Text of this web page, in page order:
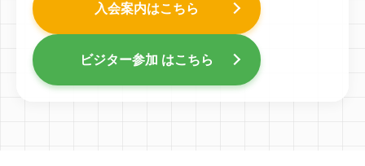
入会案内はこちら
ビジター参加 はこちら